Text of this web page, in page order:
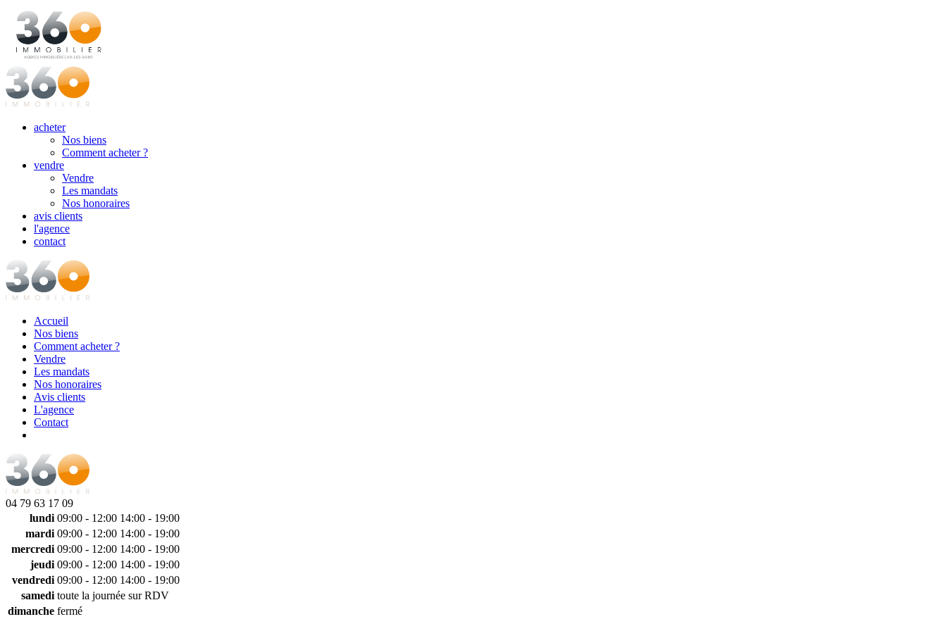
acheter
Nos biens
Comment acheter ?
vendre
Vendre
Les mandats
Nos honoraires
avis clients
l'agence
contact
Accueil
Nos biens
Comment acheter ?
Vendre
Les mandats
Nos honoraires
Avis clients
L'agence
Contact
04 79 63 17 09
lundi 09:00 - 12:00 14:00 - 19:00
mardi 09:00 - 12:00 14:00 - 19:00
mercredi 09:00 - 12:00 14:00 - 19:00
jeudi 09:00 - 12:00 14:00 - 19:00
vendredi 09:00 - 12:00 14:00 - 19:00
samedi toute la journée sur RDV
dimanche fermé